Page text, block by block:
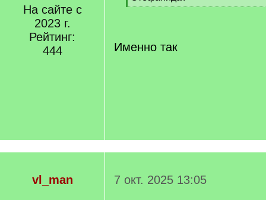
На сайте с
2023 г.
Рейтинг:
444
][
Именно так
vl_man 7 окт. 2025 13:05